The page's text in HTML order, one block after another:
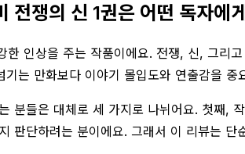
전쟁의 신 1권은 어떤 독자에
한 인상을 주는 작품이에요. 전쟁, 신, 그리
는 만화보다 이야기 몰입도와 연출감을
분들은 대체로 세 가지로 나뉘어요. 첫째,
판단하려는 분이에요. 그래서 이 리뷰는